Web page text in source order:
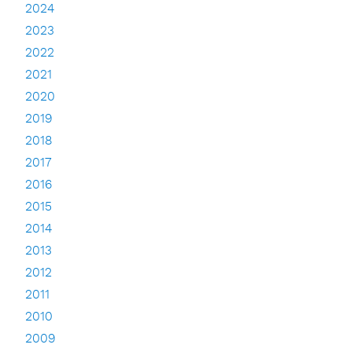
2024
2023
2022
2021
2020
2019
2018
2017
2016
2015
2014
2013
2012
2011
2010
2009